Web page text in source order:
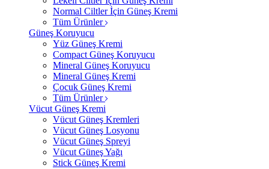
Normal Ciltler İçin Güneş Kremi
Tüm Ürünler
Güneş Koruyucu
Yüz Güneş Kremi
Compact Güneş Koruyucu
Mineral Güneş Koruyucu
Mineral Güneş Kremi
Çocuk Güneş Kremi
Tüm Ürünler
Vücut Güneş Kremi
Vücut Güneş Kremleri
Vücut Güneş Losyonu
Vücut Güneş Spreyi
Vücut Güneş Yağı
Stick Güneş Kremi